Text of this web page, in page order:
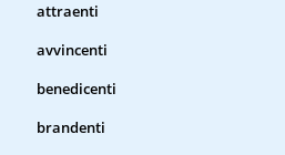
attraenti
avvincenti
benedicenti
brandenti